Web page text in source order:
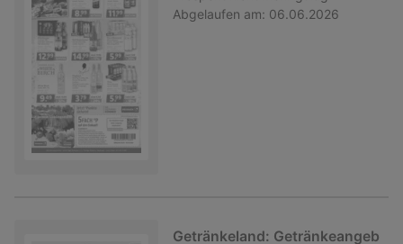
Abgelaufen am: 06.06.2026
Getränkeland: Getränkeangeb